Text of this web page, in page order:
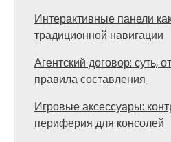
Интерактивные панели
традиционной навигации
Агентский договор: суть,
правила составления
Игровые аксессуары:
периферия для консолей